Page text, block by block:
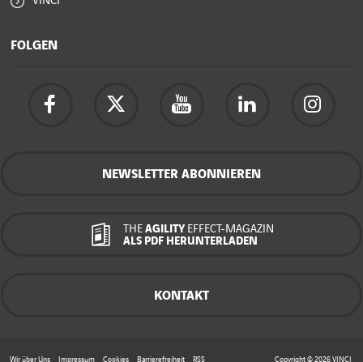
FOLGEN
NEWSLETTER ABONNIEREN
THE AGILITY EFFECT-MAGAZIN
ALS PDF HERUNTERLADEN
KONTAKT
Wir über Uns Impressum Cookies Barrierefreiheit RSS Copyright © 2026 VINCI